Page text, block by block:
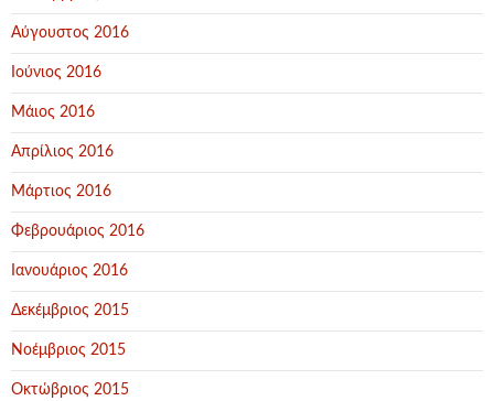
Αύγουστος 2016
Ιούνιος 2016
Μάιος 2016
Απρίλιος 2016
Μάρτιος 2016
Φεβρουάριος 2016
Ιανουάριος 2016
Δεκέμβριος 2015
Νοέμβριος 2015
Οκτώβριος 2015